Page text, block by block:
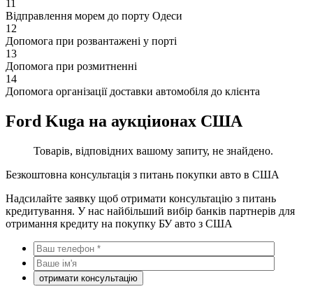
11
Відправлення морем до порту Одеси
12
Допомога при розвантажені у порті
13
Допомога при розмитненні
14
Допомога організації доставки автомобіля до клієнта
Ford Kuga на аукціионах США
Товарів, відповідних вашому запиту, не знайдено.
Безкоштовна консультація з питань покупки авто в США
Надсилайте заявку щоб отримати консультацію з питань
кредитування. У нас найбільший вибір банків партнерів для
отримання кредиту на покупку БУ авто з США